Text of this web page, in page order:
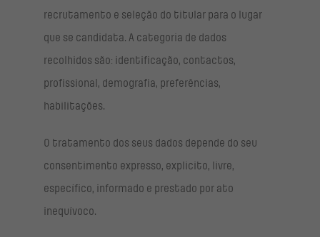
recrutamento e seleção do titular para o lugar
que se candidata. A categoria de dados
recolhidos são: identificação, contactos,
profissional, demografia, preferências,
habilitações.
O tratamento dos seus dados depende do seu
consentimento expresso, explicito, livre,
específico, informado e prestado por ato
inequívoco.